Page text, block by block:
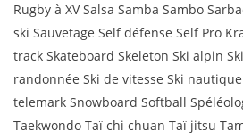
Rugby à XV Salsa Samba Sambo
ski Sauvetage Self défense Self Pro
track Skateboard Skeleton Ski alpin
randonnée Ski de vitesse Ski
telemark Snowboard Softball
Taekwondo Taï chi chuan Taï jitsu